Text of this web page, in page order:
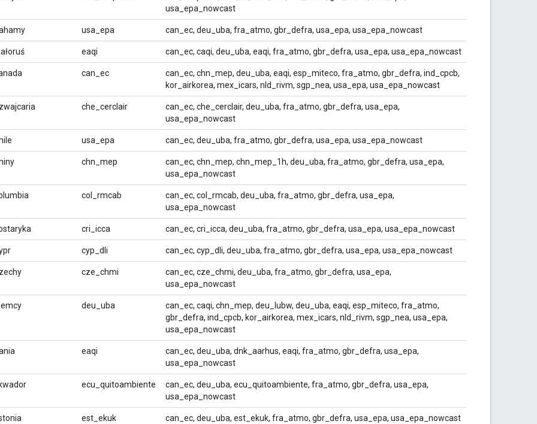
usa_epa_nowcast
usa_epa can_ec, deu_uba, fra_atmo, gbr_defra, usa_epa, usa_epa_nowcast
eaqi can_ec, caqi, deu_uba, eaqi, fra_atmo, gbr_defra, usa_epa, usa_epa_nowcast
can_ec
can_ec, chn_mep, deu_uba, eaqi, esp_miteco, fra_atmo, gbr_defra, ind_cpcb,
kor_airkorea, mex_icars, nld_rivm, sgp_nea, usa_epa, usa_epa_nowcast
che_cerclair
can_ec, che_cerclair, deu_uba, fra_atmo, gbr_defra, usa_epa,
usa_epa_nowcast
usa_epa can_ec, deu_uba, fra_atmo, gbr_defra, usa_epa, usa_epa_nowcast
chn_mep
can_ec, chn_mep, chn_mep_1h, deu_uba, fra_atmo, gbr_defra, usa_epa,
usa_epa_nowcast
col_rmcab
can_ec, col_rmcab, deu_uba, fra_atmo, gbr_defra, usa_epa,
usa_epa_nowcast
cri_icca can_ec, cri_icca, deu_uba, fra_atmo, gbr_defra, usa_epa, usa_epa_nowcast
cyp_dli can_ec, cyp_dli, deu_uba, fra_atmo, gbr_defra, usa_epa, usa_epa_nowcast
cze_chmi
can_ec, cze_chmi, deu_uba, fra_atmo, gbr_defra, usa_epa,
usa_epa_nowcast
deu_uba
can_ec, caqi, chn_mep, deu_lubw, deu_uba, eaqi, esp_miteco, fra_atmo,
gbr_defra, ind_cpcb, kor_airkorea, mex_icars, nld_rivm, sgp_nea, usa_epa,
usa_epa_nowcast
eaqi
can_ec, deu_uba, dnk_aarhus, eaqi, fra_atmo, gbr_defra, usa_epa,
usa_epa_nowcast
ecu_quitoambiente
can_ec, deu_uba, ecu_quitoambiente, fra_atmo, gbr_defra, usa_epa,
usa_epa_nowcast
est_ekuk can_ec, deu_uba, est_ekuk, fra_atmo, gbr_defra, usa_epa, usa_epa_nowcast